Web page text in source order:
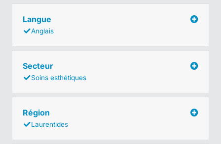
Langue
Anglais
Secteur
Soins esthétiques
Région
Laurentides